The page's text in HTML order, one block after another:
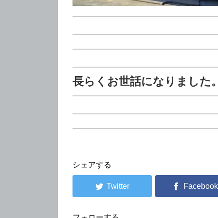
長らくお世話になりました
シェアする